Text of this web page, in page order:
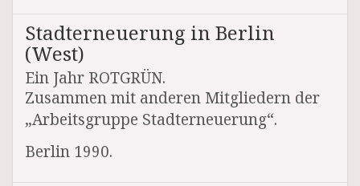
Stadterneuerung in Berlin
(West)
Ein Jahr ROTGRÜN.
Zusammen mit anderen Mitgliedern der
„Arbeitsgruppe Stadterneuerung“.
Berlin 1990.